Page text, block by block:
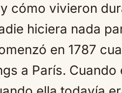
cómo vivieron
hiciera nada
en 1787
a París.